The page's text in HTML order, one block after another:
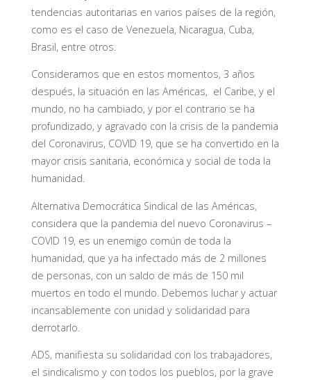
tendencias autoritarias en varios países de la región,
como es el caso de Venezuela, Nicaragua, Cuba,
Brasil, entre otros.
Consideramos que en estos momentos, 3 años
después, la situación en las Américas, el Caribe, y el
mundo, no ha cambiado, y por el contrario se ha
profundizado, y agravado con la crisis de la pandemia
del Coronavirus, COVID 19, que se ha convertido en la
mayor crisis sanitaria, económica y social de toda la
humanidad.
Alternativa Democrática Sindical de las Américas,
considera que la pandemia del nuevo Coronavirus –
COVID 19, es un enemigo común de toda la
humanidad, que ya ha infectado más de 2 millones
de personas, con un saldo de más de 150 mil
muertos en todo el mundo. Debemos luchar y actuar
incansablemente con unidad y solidaridad para
derrotarlo.
ADS, manifiesta su solidaridad con los trabajadores,
el sindicalismo y con todos los pueblos, por la grave